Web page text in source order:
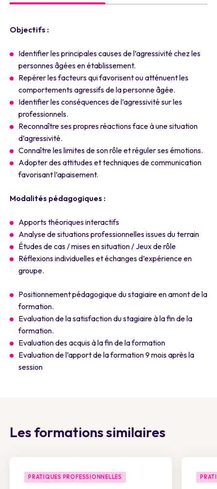
Objectifs :
Identifier les principales causes de l’agressivité chez les
personnes âgées en établissement.
Repérer les facteurs qui favorisent ou atténuent les
comportements agressifs de la personne âgée.
Identifier les conséquences de l’agressivité sur les
professionnels.
Reconnaître ses propres réactions face à une situation
d’agressivité.
Connaître les limites de son rôle et réguler ses émotions.
Adopter des attitudes et techniques de communication
favorisant l’apaisement.
Modalités pédagogiques :
Apports théoriques interactifs
Analyse de situations professionnelles issues du terrain
Études de cas / mises en situation / Jeux de rôle
Réflexions individuelles et échanges d’expérience en
groupe.
Positionnement pédagogique du stagiaire en amont de la
formation.
Evaluation de la satisfaction du stagiaire à la fin de la
formation.
Evaluation des acquis à la fin de la formation
Evaluation de l’apport de la formation 9 mois après la
session
Les formations similaires
PRATIQUES PROFESSIONNELLES